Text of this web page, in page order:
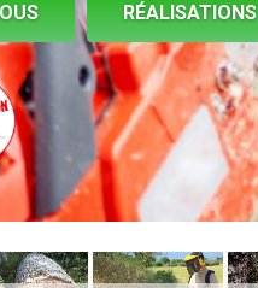
RÉALISATIONS